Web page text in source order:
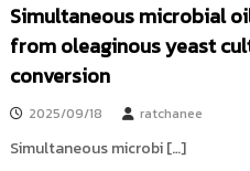
Simultaneous microbial
from oleaginous yeast
conversion
2025/09/18 ratchanee
Simultaneous microbi […]